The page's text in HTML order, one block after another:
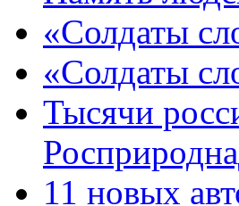
«Солдаты
«Солдаты
Тысячи
11 новых